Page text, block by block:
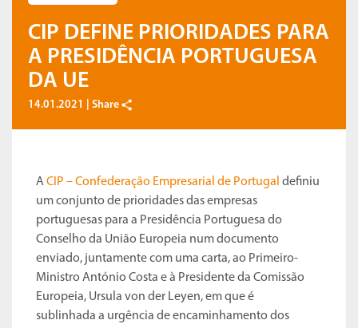
CIP DEFINE PRIORIDADES PARA
A PRESIDÊNCIA PORTUGUESA
DA UE
14.01.2021 | Share
ACIP – Confederação Empresarial de Portugal definiu
um conjunto de prioridades das empresas
portuguesas para a Presidência Portuguesa do
Conselho da União Europeia num documento
enviado, juntamente com uma carta, ao Primeiro-
Ministro António Costa e à Presidente da Comissão
Europeia, Ursula von der Leyen, em que é
sublinhada a urgência de encaminhamento dos